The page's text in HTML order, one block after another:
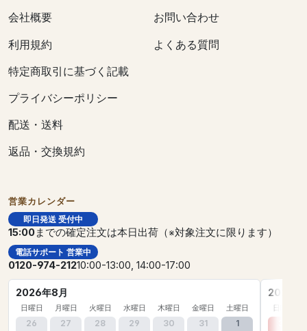
会社概要
利用規約
特定商取引に基づく記載
プライバシーポリシー
配送・送料
返品・交換規約
お問い合わせ
よくある質問
営業カレンダー
即日発送 受付中
15:00までの確定注文は本日出荷（※対象注文に限ります）
電話サポート 営業中
0120-974-21210:00-13:00, 14:00-17:00
2026年8月
日曜日 月曜日 火曜日 水曜日 木曜日 金曜日 土曜日
26 27 28 29 30 31 1
2026年
日曜日